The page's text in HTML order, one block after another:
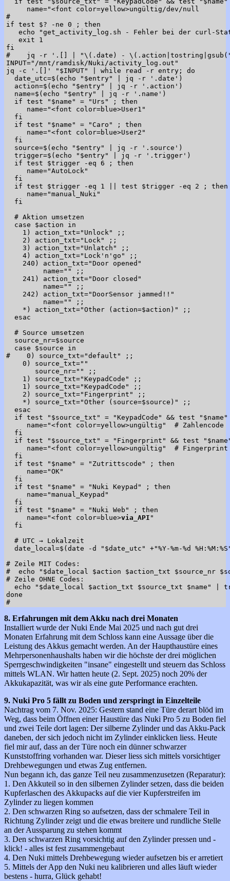
     name="<font color=yellow>ungültig/dev/null
#
if test $? -ne 0 ; then
echo "get_activity_log.sh - Fehler bei der curl-
   exit 1
fi
#    jq -r '.[] | "\(.date) -
INPUT="/mnt/ramdisk/Nuki/activity_log.out"
jq -c '.[]' "$INPUT" | while read -r entry; do
  date_utc=$(echo "$entry" | jq -r '.date')
  action=$(echo "$entry" | jq -r '.action')
  name=$(echo "$entry" | jq -r '.name')
  if test "$name" = "Urs" ; then
     name="<font color=blue>User1"
  fi
  if test "$name" = "Caro" ; then
     name="<font color=blue>User2"
  fi
  source=$(echo "$entry" | jq -r '.source')
  trigger=$(echo "$entry" | jq -r '.trigger')
  if test $trigger -eq 6 ; then
     name="AutoLock"
  fi
  if test $trigger -eq 1 || test $trigger -eq 2 ; then
     name="manual_Nuki"
  fi
  # Aktion umsetzen
  case $action in
    1) action_txt="Unlock" ;;
    2) action_txt="Lock" ;;
    3) action_txt="Unlatch" ;;
    4) action_txt="Lock'n'go" ;;
    240) action_txt="Door opened"
         name="" ;;
    241) action_txt="Door closed"
         name="" ;;
    242) action_txt="DoorSensor jammed!!"
         name="" ;;
    *) action_txt="Other (action=$action)" ;;
  esac
  # Source umsetzen
  source_nr=$source
  case $source in
#    0) source_txt="default" ;;
    0) source_txt=""
       source_nr="" ;;
    1) source_txt="KeypadCode" ;;
    1) source_txt="KeypadCode" ;;
    2) source_txt="Fingerprint" ;;
    *) source_txt="Other (source=$source)" ;;
  esac
if test "$source_txt" = "KeypadCode" && test
     name="<font color=yellow>ungültig"  # Zahlencode
  fi
if test "$source_txt" = "Fingerprint" && test
     name="<font color=yellow>ungültig"  # Fingerprint
  fi
  if test "$name" = "Zutrittscode" ; then
     name="OK"
  fi
  if test "$name" = "Nuki Keypad" ; then
     name="manual_Keypad"
  fi
  if test "$name" = "Nuki Web" ; then
     name="<font color=blue>
via_API "
  fi
  # UTC → Lokalzeit
date_local=$(date -d "$date_utc" +"%Y-%m-%d
# Zeile MIT Codes:
#  echo "$date_local $action $action_txt
# Zeile OHNE Codes:
echo "$date_local $action_txt $source_txt $name" |
done
8. Erfahrungen mit dem Akku nach drei Monaten
Installiert wurde der Nuki Ende Mai 2025 und nach gut drei
Monaten Erfahrung mit dem Schloss kann eine Aussage über die
Leistung des Akkus gemacht werden. An der Haupthaustüre eines
Mehrpersonenhaushalts haben wir die höchste der drei möglichen
Sperrgeschwindigkeiten "insane" eingestellt und steuern das Schloss
mittels WLAN. Wir hatten heute (2. Sept. 2025) noch 20% der
Akkukapazität, was wir als eine gute Performance erachten.
9. Nuki Pro 5 fällt zu Boden und zerspringt in Einzelteile
Nachtrag vom 7. Nov. 2025: Gestern stand eine Türe derart blöd im
Weg, dass beim Öffnen einer Haustüre das Nuki Pro 5 zu Boden fiel
und zwei Teile dort lagen: Der silberne Zylinder und das Akku-Pack
daneben, der sich jedoch nicht im Zylinder einklicken liess. Heute
fiel mir auf, dass an der Türe noch ein dünner schwarzer
Kunststoffring vorhanden war. Dieser liess sich mittels vorsichtiger
Drehbewegungen und etwas Zug entfernen.
Nun begann ich, das ganze Teil neu zusammenzusetzen (Reparatur):
1. Den Akkuteil so in den silbernen Zylinder setzen, dass die beiden
Kupferlaschen des Akkupacks auf die vier Kupferstreifen im
Zylinder zu liegen kommen
2. Den schwarzen Ring so aufsetzen, dass der schmalere Teil in
Richtung Zylinder zeigt und die etwas breitere und rundliche Stelle
an der Aussparung zu stehen kommt
3. Den schwarzen Ring vorsichtig auf den Zylinder pressen und -
klick! - alles ist fest zusammengebaut
4. Den Nuki mittels Drehbewegung wieder aufsetzen bis er arretiert
5. Mittels der App den Nuki neu kalibrieren und alles läuft wieder
bestens - hurra, Glück gehabt!